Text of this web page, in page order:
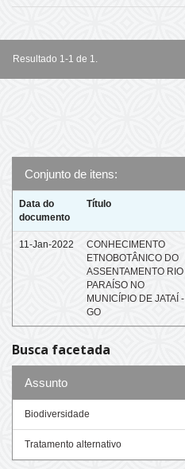
Resultado 1-1 de 1.
Conjunto de itens:
Data do
documento
Título
11-Jan-2022
CONHECIMENTO
ETNOBOTÂNICO DO
ASSENTAMENTO RIO
PARAÍSO NO
MUNICÍPIO DE JATAÍ -
GO
Busca facetada
Assunto
Biodiversidade
Tratamento alternativo